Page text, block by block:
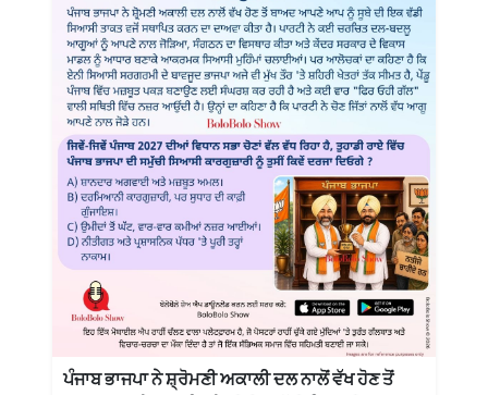
ਪੰਜਾਬ ਭਾਜਪਾ ਨੇ ਸ਼੍ਰੋਮਣੀ ਅਕਾਲੀ ਦਲ ਨਾਲੋਂ ਵੱਖ ਹੋਣ ਤੋਂ